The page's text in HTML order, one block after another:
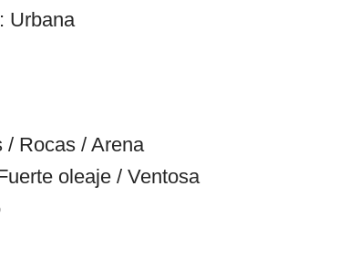
Urbana
/ Rocas / Arena
oleaje / Ventosa